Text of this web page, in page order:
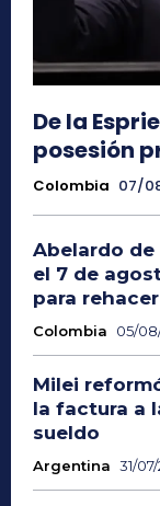
De la
posesión
Colombia 07/
Abelardo de
el 7 de
para
Colombia 05/
Milei
la factura a
sueldo
Argentina 31/